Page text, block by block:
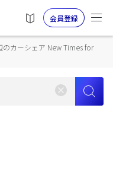
会員登録
カーシェア New Times for